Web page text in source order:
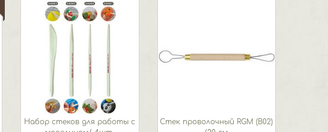
Набор стеков для работы с
Стек проволочный RGM (B02)